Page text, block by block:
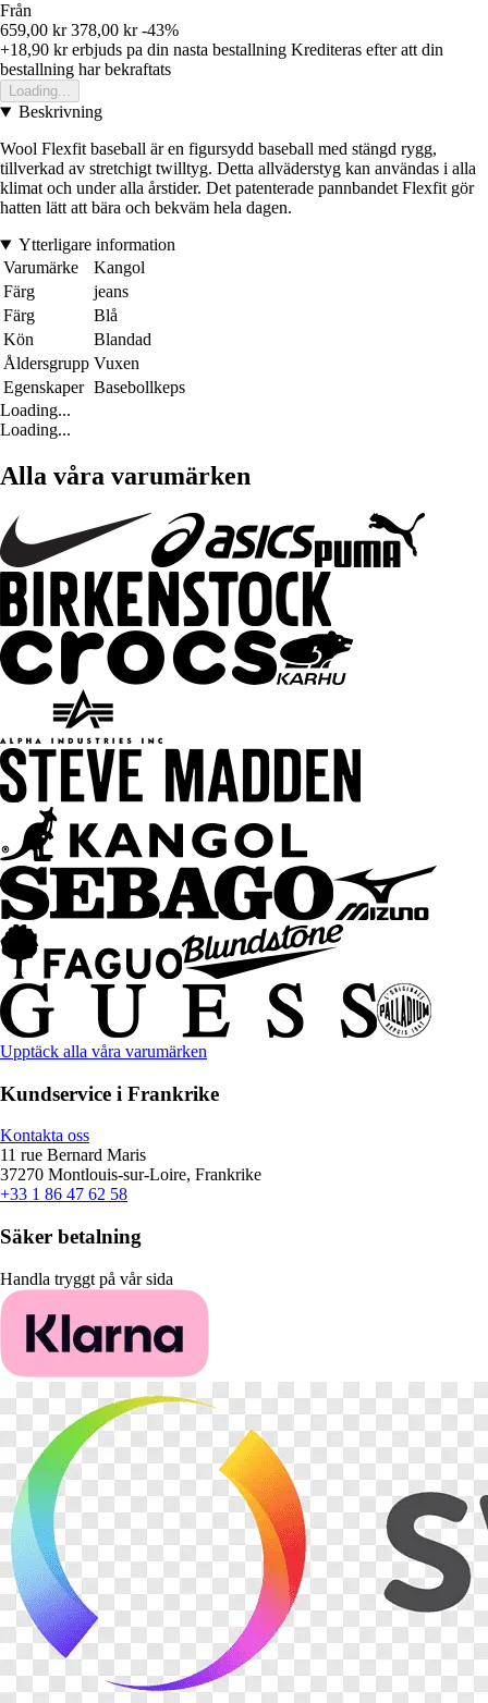
Från
659,00 kr 378,00 kr -43%
+18,90 krerbjuds pa din nasta bestallning Krediteras efter att din
bestallning har bekraftats
Loading...
Beskrivning
Wool Flexfit baseball är en figursydd baseball med stängd rygg,
tillverkad av stretchigt twilltyg. Detta allväderstyg kan användas i alla
klimat och under alla årstider. Det patenterade pannbandet Flexfit gör
hatten lätt att bära och bekväm hela dagen.
Ytterligare information
Varumärke
Kangol
Färg
jeans
Färg
Blå
Kön
Blandad
Åldersgrupp Vuxen
Egenskaper Basebollkeps
Loading...
Loading...
Alla våra varumärken
Upptäck alla våra varumärken
Kundservice i Frankrike
Kontakta oss
11 rue Bernard Maris
37270 Montlouis-sur-Loire, Frankrike
+33 1 86 47 62 58
Säker betalning
Handla tryggt på vår sida